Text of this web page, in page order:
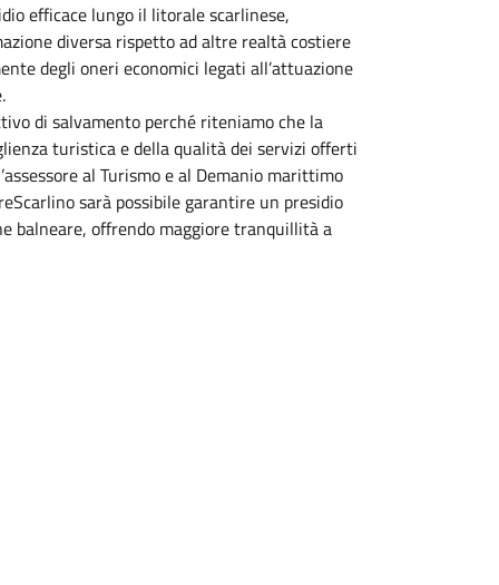
efficace lungo il litorale scarlinese,
diversa rispetto ad altre realtà costiere
degli oneri economici legati all’attuazione
di salvamento perché riteniamo che la
turistica e della qualità dei servizi offerti
al Turismo e al Demanio marittimo
sarà possibile garantire un presidio
balneare, offrendo maggiore tranquillità a